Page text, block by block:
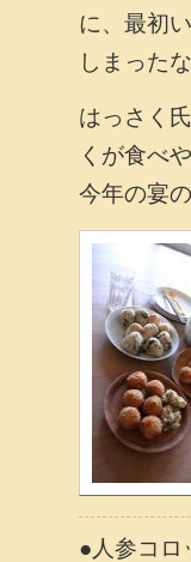
に、最初
しまった
はっさく
くが食べ
今年の宴
●人参コロ